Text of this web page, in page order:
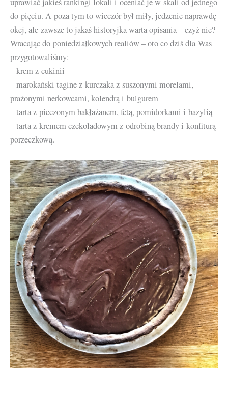
uprawiać jakieś rankingi lokali i oceniać je w skali od jednego
do pięciu. A poza tym to wieczór był miły, jedzenie naprawdę
okej, ale zawsze to jakaś historyjka warta opisania – czyż nie?
Wracając do poniedziałkowych realiów – oto co dziś dla Was
przygotowaliśmy:
– krem z cukinii
– marokański tagine z kurczaka z suszonymi morelami,
prażonymi nerkowcami, kolendrą i bulgurem
– tarta z pieczonym bakłażanem, fetą, pomidorkami i bazylią
– tarta z kremem czekoladowym z odrobiną brandy i konfiturą
porzeczkową.